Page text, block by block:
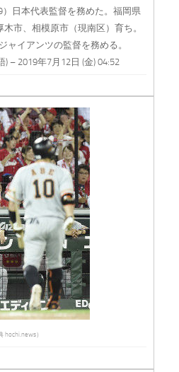
）日本代表監督を務めた。福岡県
市、相模原市（現南区）育ち。
ャイアンツの監督を務める。
) – 2019年7月12日 (金) 04:52
hochi.news）